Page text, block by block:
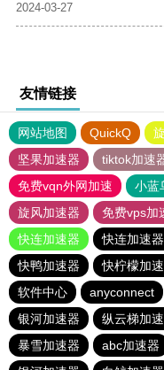
2024-03-27
友情链接
网站地图 QuickQ
坚果加速器
tiktok加速
免费vqn外网加速
小蓝
旋风加速器
免费vps加
快连加速器
快连加速
快鸭加速器
快柠檬加
软件中心
anyconnect
银河加速器
纵云梯加
暴雪加速器
abc加速器